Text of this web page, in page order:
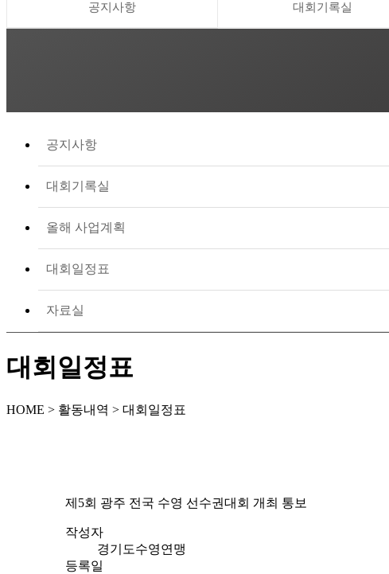
공지사항 대회기록실
공지사항
대회기록실
올해 사업계획
대회일정표
자료실
대회일정표
HOME > 활동내역 > 대회일정표
제5회 광주 전국 수영 선수권대회 개최 통보
작성자
경기도수영연맹
등록일